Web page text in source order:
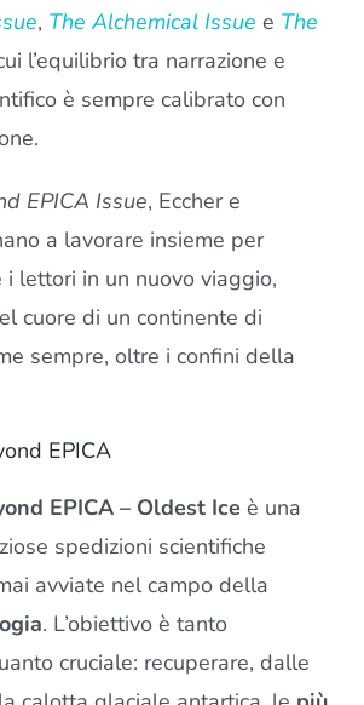
, The Alchemical Issue e The
l’equilibrio tra narrazione e
è sempre calibrato con
EPICA Issue, Eccher e
a lavorare insieme per
i lettori in un nuovo viaggio,
cuore di un continente di
sempre, oltre i confini della
EPICA
EPICA – Oldest Ice è una
spedizioni scientifiche
avviate nel campo della
. L’obiettivo è tanto
cruciale: recuperare, dalle